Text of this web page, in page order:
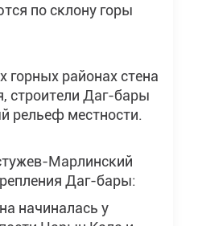
по склону горы
горных районах стена
строители Даг-бары
рельеф местности.
Марлинский
Даг-бары:
начиналась у